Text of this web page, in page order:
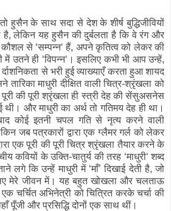
हुसैन के साथ सदा से देश के शीर्ष बुद्धिजीवियों
है, लेकिन यह हुसैन की दुर्बलता है कि वे रंग और
से ‘सम्पन्न‘ हैं, अपने कृतित्व को लेकर की
में उतने ही ‘विपन्न‘। इसलिए कभी भी आप उन्हें,
से भरी हुई व्याख्याएँ करता हुआ शायद
तारिका माधुरी दीक्षित वाली चित्र-श्रृंखला को
पूरी की पूरी श्रृंखला ही स्त्री देह की सेंसुअसनेस
और माधुरी का अर्थ तो गतिमय देह ही था।
कोई इतनी चपल गति से नृत्य करने वाली
जब पत्रकारों द्वारा एक ग्लैमर गर्ल को लेकर
एक पूरी की पूरी चित्र श्रृंखला तैयार करने के
कवियों के उक्ति-चातुर्य की तरह ‘माधुरी‘ शब्द
लगे कि उन्हें माधुरी में ‘माँ’ दिखाई देती है, जो
मेरे जीवन में। यह बहुत खोखला और चलताऊ
चर्चित अभिनेत्री को चित्रित करके चर्चा की
पूँजी और प्रसिद्धि दोनों एक साथ थीं।